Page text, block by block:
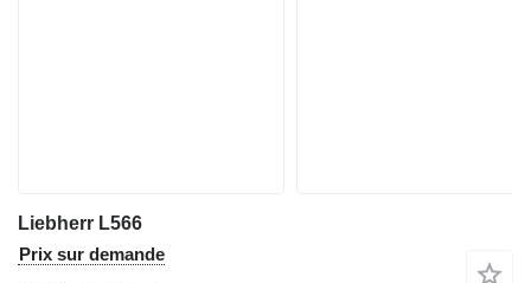
Liebherr L566
Prix sur demande